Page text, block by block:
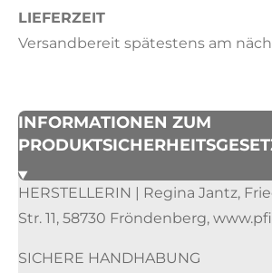
LIEFERZEIT
Versandbereit spätestens am
INFORMATIONEN ZUM
HERSTELLERIN | Regina Jantz,
Str. 11, 58730 Fröndenberg,
SICHERE HANDHABUNG